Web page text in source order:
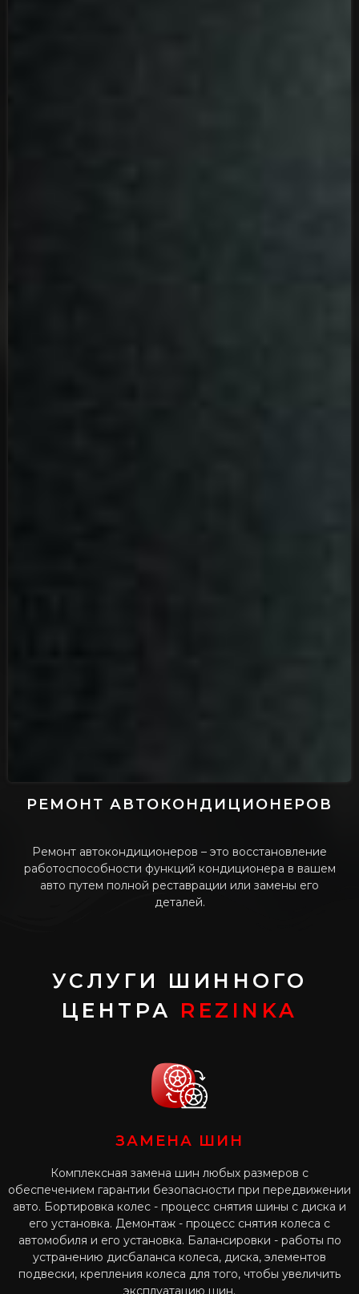
РЕМОНТ АВТОКОНДИЦИОНЕРОВ
Ремонт автокондиционеров – это восстановление
работоспособности функций кондиционера в вашем
авто путем полной реставрации или замены его
деталей.
УСЛУГИ ШИННОГО
ЦЕНТРА REZINKA
ЗАМЕНА ШИН
Комплексная замена шин любых размеров с
обеспечением гарантии безопасности при передвижении
авто. Бортировка колес - процесс снятия шины с диска и
его установка. Демонтаж - процесс снятия колеса с
автомобиля и его установка. Балансировки - работы по
устранению дисбаланса колеса, диска, элементов
подвески, крепления колеса для того, чтобы увеличить